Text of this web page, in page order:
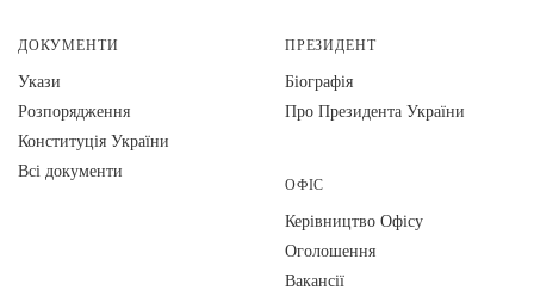
ДОКУМЕНТИ
Укази
Розпорядження
Конституція України
Всі документи
ПРЕЗИДЕНТ
Біографія
Про Президента України
ОФІС
Керівництво Офісу
Оголошення
Вакансії